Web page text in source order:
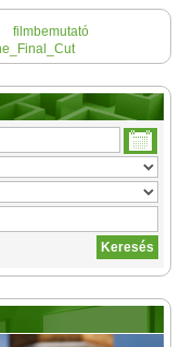
filmbemutató